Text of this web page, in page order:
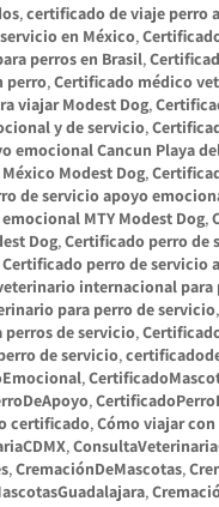
, certificado de viaje perro
en México,
perros en Brasil,
perro, Certificado médico
viajar Modest Dog,
y de servicio,
emocional Cancun Playa
Modest Dog,
de servicio apoyo
MTY Modest Dog,
Dog, Certificado perro de
Certificado perro de servicio
internacional para
para perro de servicio,
de servicio,
de servicio,
,
,
certificado, Cómo viajar
,
, CremaciónDeMascotas,
,